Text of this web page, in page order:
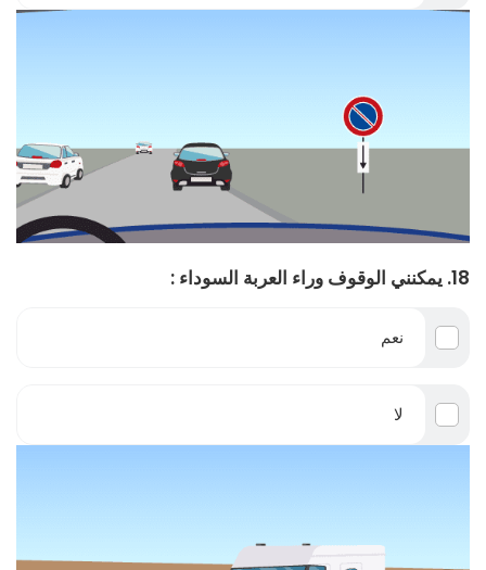
18. يمكنني الوقوف وراء العربة السوداء :
نعم
لا